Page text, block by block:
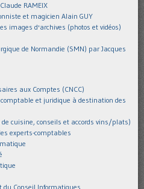
RAMEIX
et magicien Alain GUY
images d'archives (photos et vidéos)
de Normandie (SMN) par Jacques
aux Comptes (CNCC)
et juridique à destination des
cuisine, conseils et accords vins/plats)
experts-comptables
du Conseil Informatiques